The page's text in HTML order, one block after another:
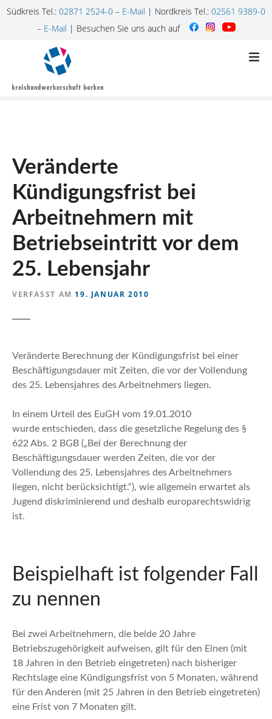
Südkreis Tel.: 02871 2524-0 – E-Mail | Nordkreis Tel.: 02561 9389-0
– E-Mail | Besuchen Sie uns auch auf
Veränderte
Kündigungsfrist bei
Arbeitnehmern mit
Betriebseintritt vor dem
25. Lebensjahr
VERFASST AM 19. JANUAR 2010
Veränderte Berechnung der Kündigungsfrist bei einer
Beschäftigungsdauer mit Zeiten, die vor der Vollendung
des 25. Lebensjahres des Arbeitnehmers liegen.
In einem Urteil des EuGH vom 19.01.2010
wurde entschieden, dass die gesetzliche Regelung des §
622 Abs. 2 BGB („Bei der Berechnung der
Beschäftigungsdauer werden Zeiten, die vor der
Vollendung des 25. Lebensjahres des Arbeitnehmers
liegen, nicht berücksichtigt.“), wie allgemein erwartet als
Jugend diskriminierend und deshalb europarechtswidrig
ist.
Beispielhaft ist folgender Fall
zu nennen
Bei zwei Arbeitnehmern, die beide 20 Jahre
Betriebszugehörigkeit aufweisen, gilt für den Einen (mit
18 Jahren in den Betrieb eingetreten) nach bisheriger
Rechtslage eine Kündigungsfrist von 5 Monaten, während
für den Anderen (mit 25 Jahren in den Betrieb eingetreten)
eine Frist von 7 Monaten gilt.